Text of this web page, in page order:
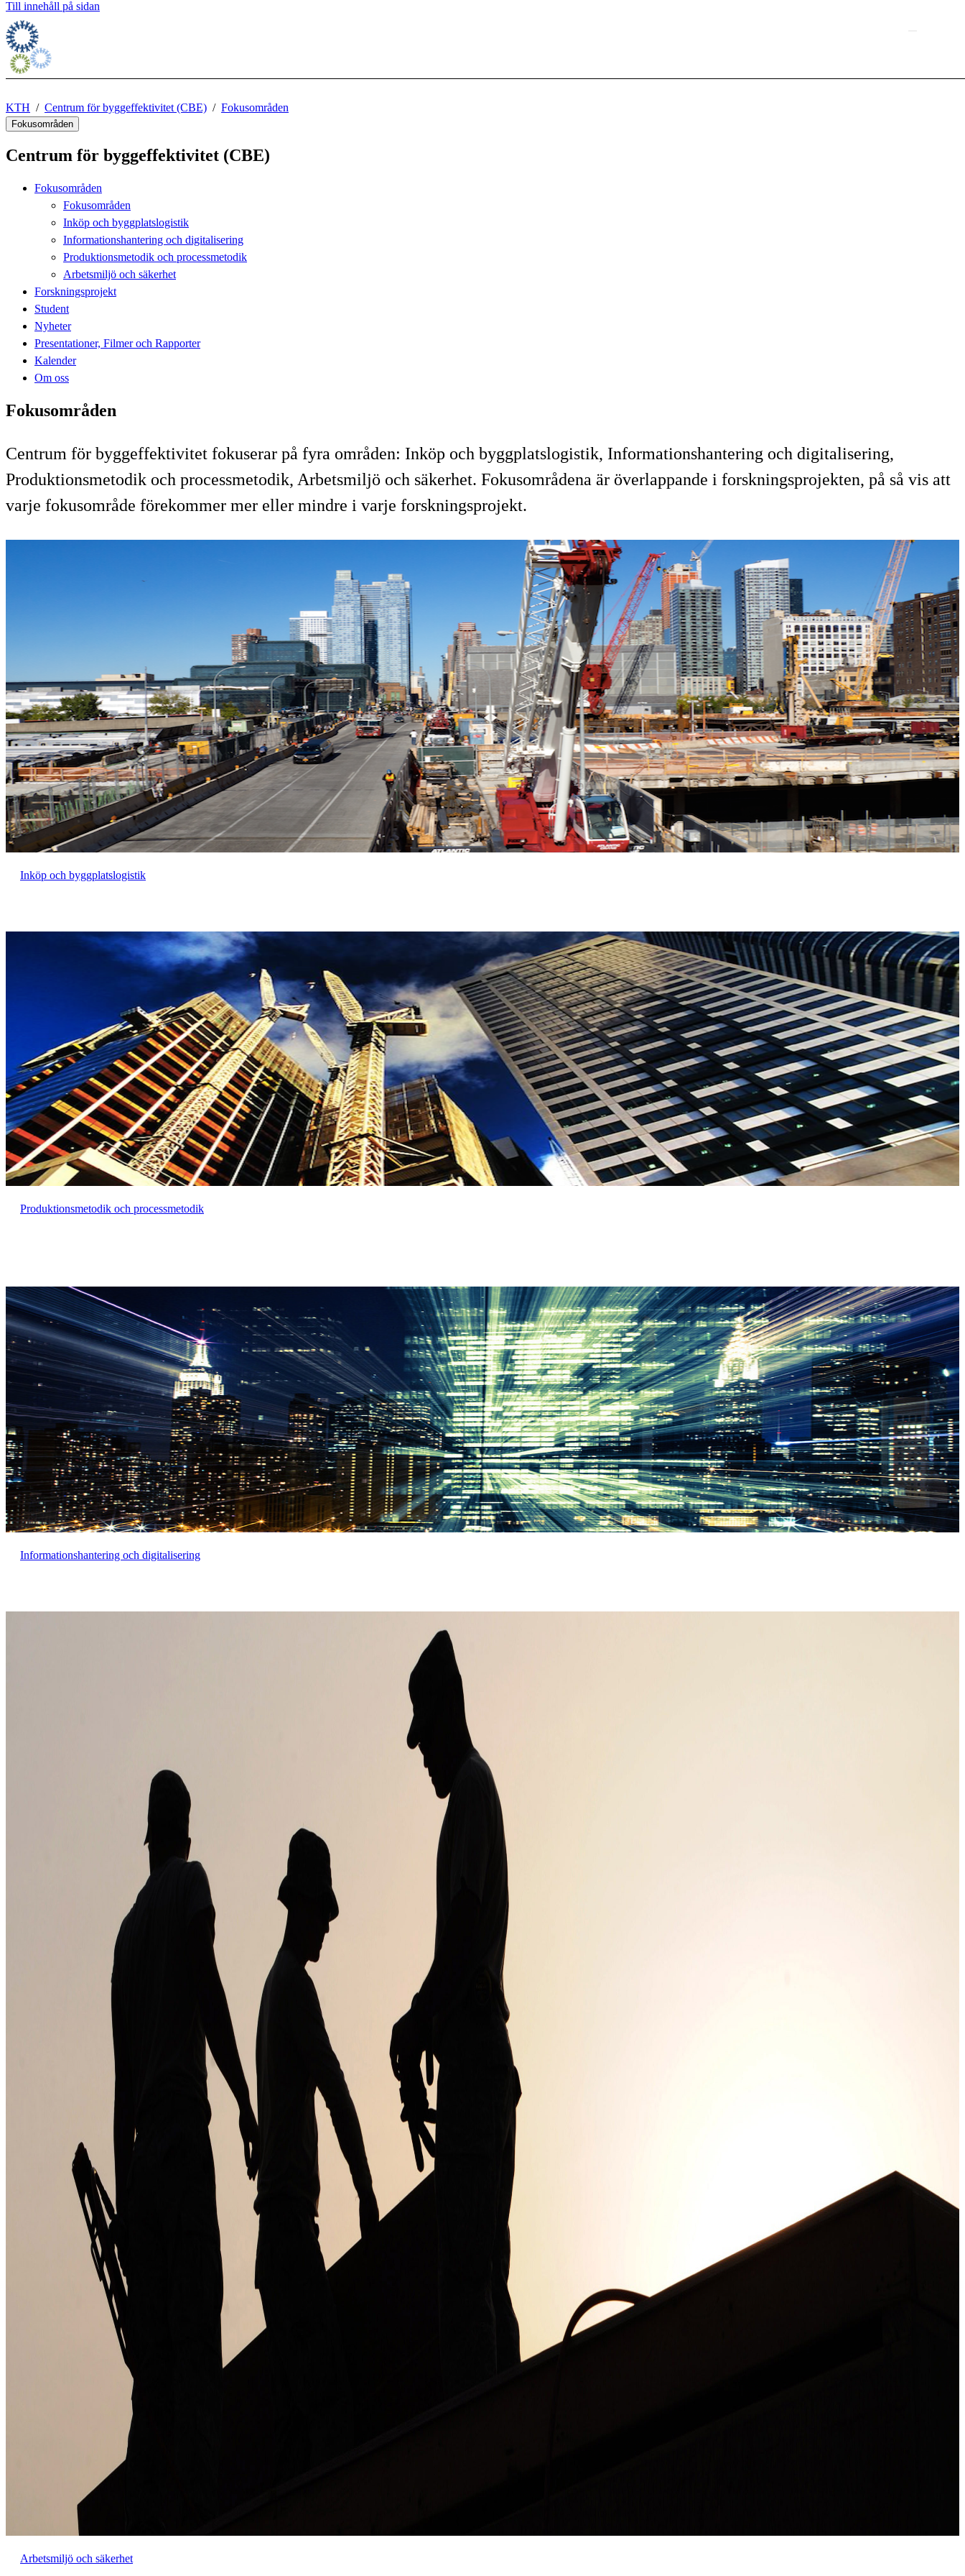
Till innehåll på sidan
KTH Centrum för byggeffektivitet (CBE) Fokusområden
Fokusområden
Centrum för byggeffektivitet (CBE)
Fokusområden
Fokusområden
Inköp och byggplatslogistik
Informationshantering och digitalisering
Produktionsmetodik och processmetodik
Arbetsmiljö och säkerhet
Forskningsprojekt
Student
Nyheter
Presentationer, Filmer och Rapporter
Kalender
Om oss
Fokusområden
Centrum för byggeffektivitet fokuserar på fyra områden: Inköp och byggplatslogistik, Informationshantering och digitalisering,
Produktionsmetodik och processmetodik, Arbetsmiljö och säkerhet. Fokusområdena är överlappande i forskningsprojekten, på så vis att
varje fokusområde förekommer mer eller mindre i varje forskningsprojekt.
Inköp och byggplatslogistik
Produktionsmetodik och processmetodik
Informationshantering och digitalisering
Arbetsmiljö och säkerhet